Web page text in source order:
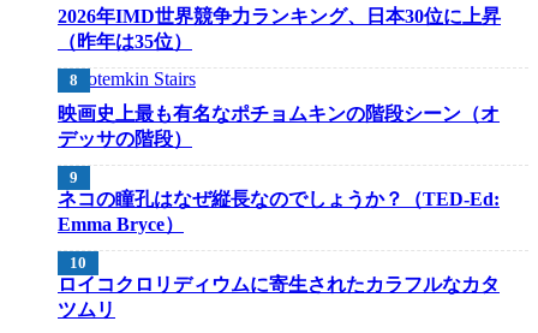
2026年IMD世界競争力ランキング、日本30位に上昇
（昨年は35位）
映画史上最も有名なポチョムキンの階段シーン（オ
デッサの階段）
ネコの瞳孔はなぜ縦長なのでしょうか？（TED-Ed:
Emma Bryce）
ロイコクロリディウムに寄生されたカラフルなカタ
ツムリ